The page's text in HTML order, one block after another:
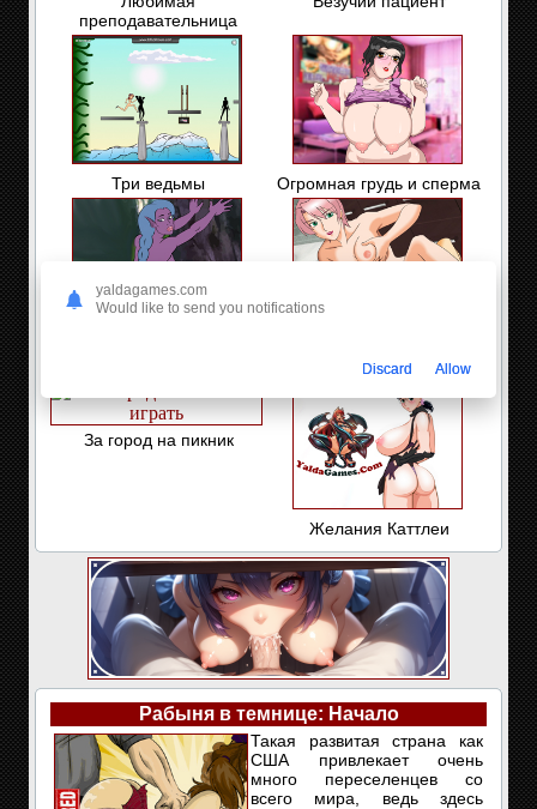
преподавательница
Три ведьмы Огромная грудь и сперма
сантехника
За город на пикник
Желания Каттлеи
Рабыня в темнице: Начало
Такая развитая страна как
США привлекает очень
много переселенцев со
всего мира, ведь здесь
yaldagames.com
Would like to send you notifications
Discard Allow